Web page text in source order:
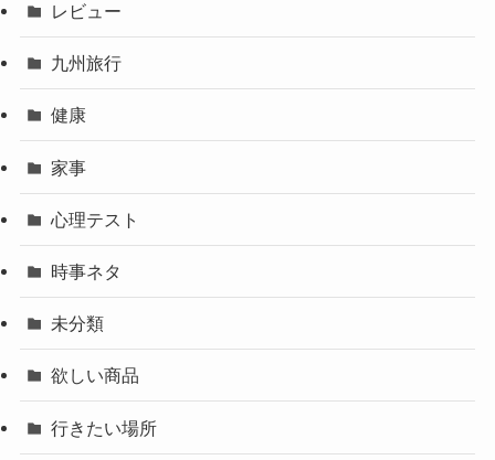
レビュー
九州旅行
健康
家事
心理テスト
時事ネタ
未分類
欲しい商品
行きたい場所